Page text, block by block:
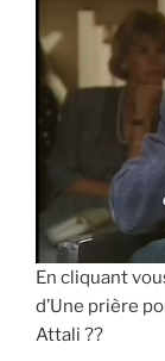
En cliquant
d’Une prière
Attali ??